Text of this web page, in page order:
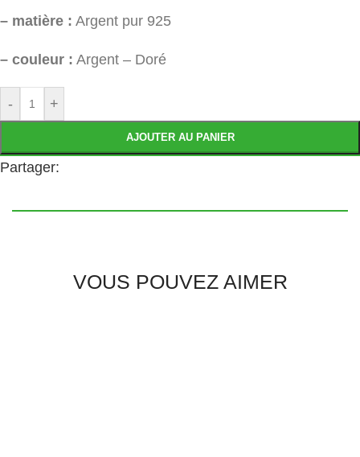
– matière : Argent pur 925
– couleur : Argent – Doré
- +
AJOUTER AU PANIER
Partager:
VOUS POUVEZ AIMER